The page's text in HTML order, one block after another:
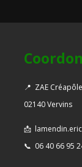
📍 ZAE
02140 Vervins
📩
📞 06 40 66 95